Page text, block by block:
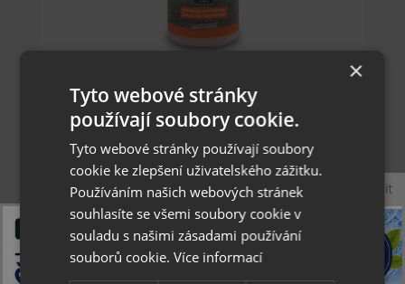
1000 ml - čistič a impregnace kamenných
povrchů
15.35 €
Skladom
Zavřít
×
Tyto webové stránky
používají soubory cookie.
Tyto webové stránky používají soubory
cookie ke zlepšení uživatelského zážitku.
Používáním našich webových stránek
souhlasíte se všemi soubory cookie v
souladu s našimi zásadami používání
souborů cookie. Více informací